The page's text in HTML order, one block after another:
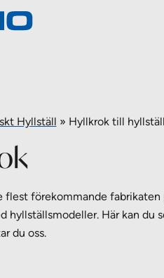
Hyllställ » Hyllkrok till hyllställ
förekommande fabrikaten
hyllställsmodeller. Här kan du
du oss.